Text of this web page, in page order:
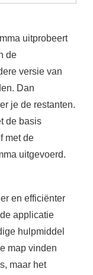
uitprobeert
de
versie van
Dan
je de restanten.
de basis
met de
uitgevoerd.
en efficiënter
applicatie
hulpmiddel
map vinden
maar het